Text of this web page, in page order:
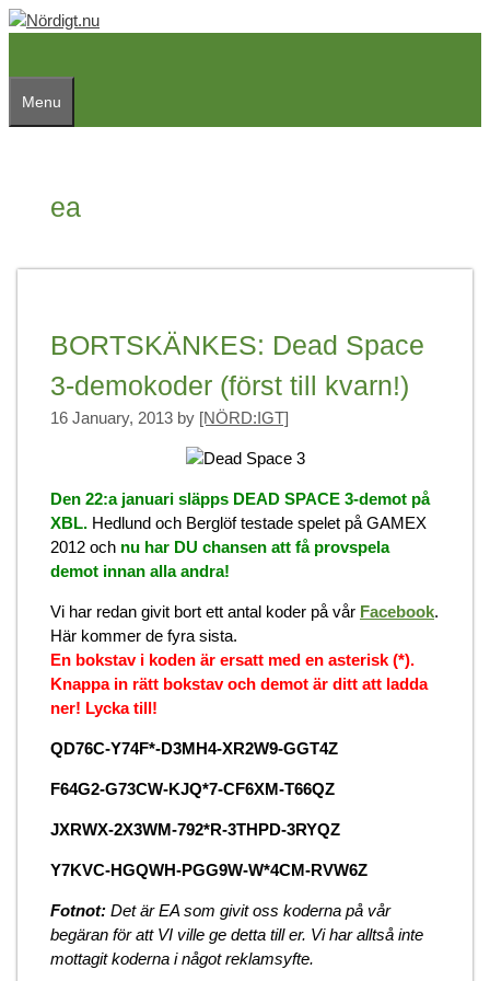
Skip
Menu
ea
BORTSKÄNKES: Dead Space
3-demokoder (först till kvarn!)
16 January, 2013 by [NÖRD:IGT]
Den 22:a januari släpps DEAD SPACE 3-demot på
XBL. Hedlund och Berglöf testade spelet på GAMEX
2012 och nu har DU chansen att få provspela
demot innan alla andra!
Vi har redan givit bort ett antal koder på vår Facebook.
Här kommer de fyra sista.
En bokstav i koden är ersatt med en asterisk (*).
Knappa in rätt bokstav och demot är ditt att ladda
ner! Lycka till!
QD76C-Y74F*-D3MH4-XR2W9-GGT4Z
F64G2-G73CW-KJQ*7-CF6XM-T66QZ
JXRWX-2X3WM-792*R-3THPD-3RYQZ
Y7KVC-HGQWH-PGG9W-W*4CM-RVW6Z
Fotnot: Det är EA som givit oss koderna på vår
begäran för att VI ville ge detta till er. Vi har alltså inte
mottagit koderna i något reklamsyfte.